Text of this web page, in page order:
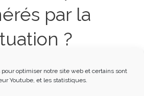
optimiser notre site web et certains sont
Youtube, et les statistiques.
par la
?
les états théoriques :